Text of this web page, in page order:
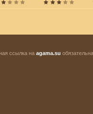
ссылка на agama.su